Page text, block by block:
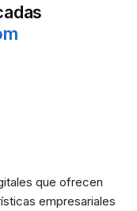
que ofrecen
empresariales